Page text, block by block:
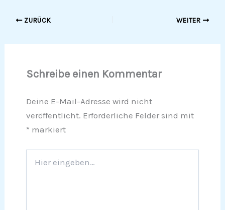
ZURÜCK WEITER
Schreibe einen Kommentar
Deine E-Mail-Adresse wird nicht
veröffentlicht. Erforderliche Felder sind mit
* markiert
eingeben…